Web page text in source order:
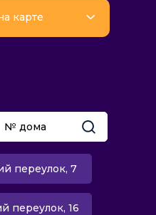
карте
переулок, 7
переулок, 16